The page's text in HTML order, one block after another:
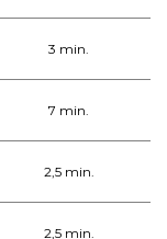
3 min.
7 min.
2,5 min.
2,5 min.